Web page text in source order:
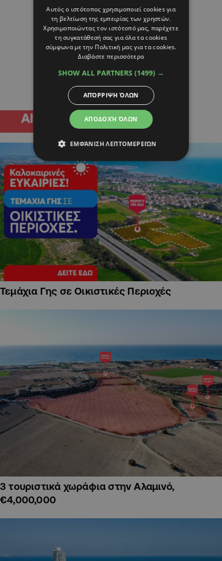
Τεμάχια Γης σε Οικιστικές Περιοχές
3 τουριστικά χωράφια στην Αλαμινό,
€4,000,000
Αυτός ο ιστότοπος χρησιμοποιεί cookies για
τη βελτίωση της εμπειρίας των χρηστών.
Χρησιμοποιώντας τον ιστότοπό μας, παρέχετε
τη συγκατάθεσή σας για όλα τα cookies
σύμφωνα με την Πολιτική μας για τα cookies.
Διαβάστε περισσότερα
SHOW ALL PARTNERS (1499) →
ΑΠΟΔΟΧΉ ΌΛΩΝ
ΑΠΌΡΡΙΨΗ ΌΛΩΝ
ΕΜΦΆΝΙΣΗ ΛΕΠΤΟΜΕΡΕΙΏΝ